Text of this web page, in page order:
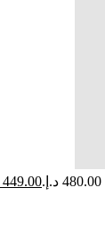
449.00